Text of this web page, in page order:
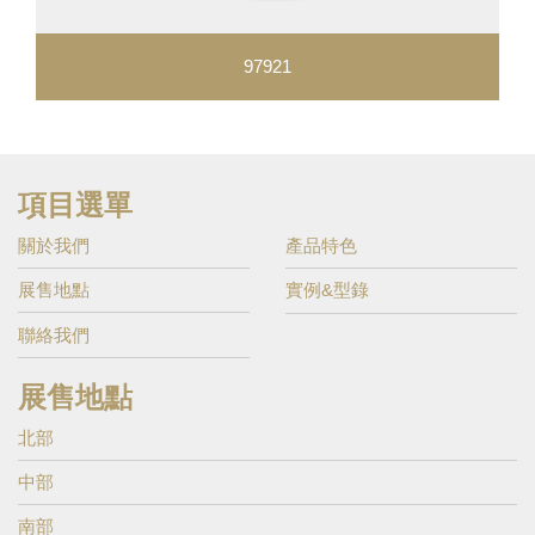
97921
項目選單
關於我們 產品特色
展售地點 實例&型錄
聯絡我們
展售地點
北部
中部
南部